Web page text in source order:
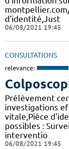
d'identité,Just
06/08/2021 19:45
CONSULTATIONS
relevance:
Prélèvement
investigations
vitale,Pièce
possibles :
interventio
06/08/2021 19:45